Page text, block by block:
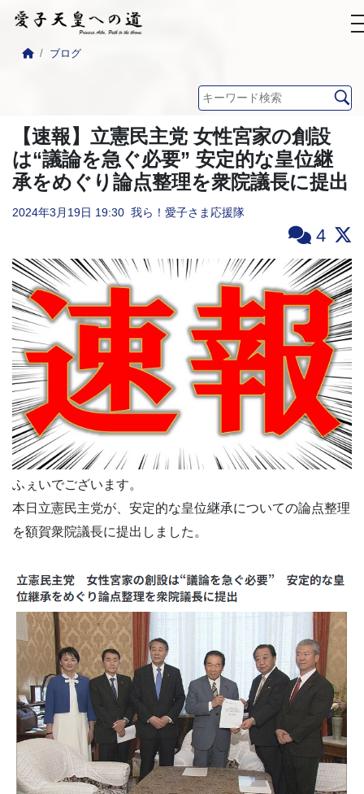
ブログ
【速報】立憲民主党 女性宮家の創設
は“議論を急ぐ必要” 安定的な皇位継
承をめぐり論点整理を衆院議長に提出
2024年3月19日 19:30 我ら！愛子さま応援隊
4
ふぇいでございます。
本日立憲民主党が、安定的な皇位継承についての論点整理
を額賀衆院議長に提出しました。